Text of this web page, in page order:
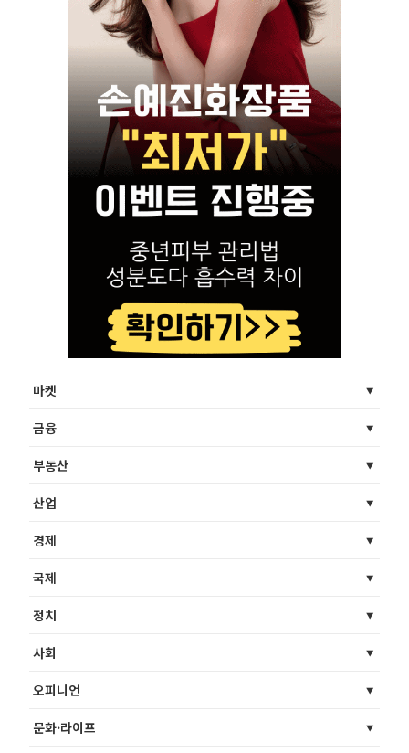
마켓
금융
부동산
산업
경제
국제
정치
사회
오피니언
문화·라이프